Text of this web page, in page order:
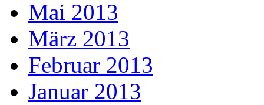
Mai 2013
März 2013
Februar 2013
Januar 2013